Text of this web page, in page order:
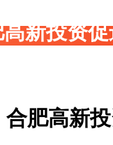
新投资
合肥高新